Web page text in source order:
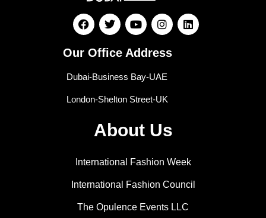
Our Office Address
Dubai-Business Bay-UAE
London-Shelton Street-UK
About Us
International Fashion Week
International Fashion Council
The Opulence Events LLC